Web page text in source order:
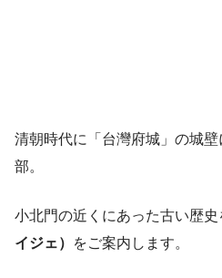
清朝時代に「台灣府城」の城
部。
小北門の近くにあった古い歴史
イジェ） をご案内します。